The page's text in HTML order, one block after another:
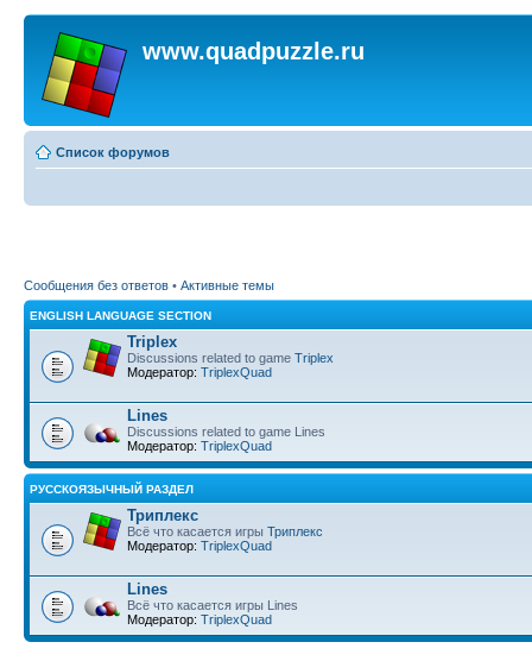
www.quadpuzzle.ru
Список форумов
Сообщения без ответов • Активные темы
ENGLISH LANGUAGE SECTION
Triplex
Discussions related to game Triplex
Модератор: TriplexQuad
Lines
Discussions related to game Lines
Модератор: TriplexQuad
РУССКОЯЗЫЧНЫЙ РАЗДЕЛ
Триплекс
Всё что касается игры Триплекс
Модератор: TriplexQuad
Lines
Всё что касается игры Lines
Модератор: TriplexQuad